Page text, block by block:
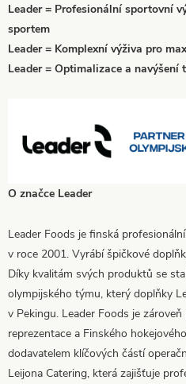
Leader = Profesionální sportovní
sportem
Leader = Komplexní výživa pro
Leader = Optimalizace a navýšení
O značce Leader
Leader Foods je finská
v roce 2001. Vyrábí špičkové
Díky kvalitám svých produktů se
olympijského týmu, který doplňky
v Pekingu. Leader Foods je
reprezentace a Finského
dodavatelem klíčových částí
Leijona Catering, která zajišťuje